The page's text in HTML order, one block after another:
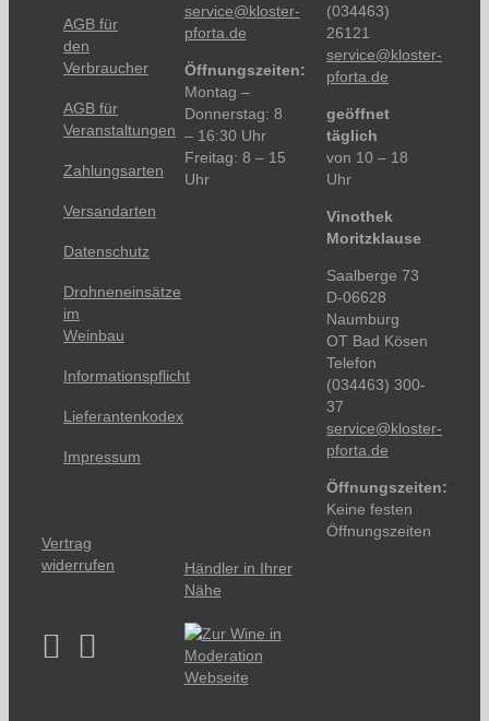
AGB für
den
Verbraucher
AGB für
Veranstaltungen
Zahlungsarten
Versandarten
Datenschutz
Drohneneinsätze
im
Weinbau
Informationspflicht
Lieferantenkodex
Impressum
Vertrag
widerrufen
service@kloster-
pforta.de
Öffnungszeiten:
Montag –
Donnerstag: 8
– 16:30 Uhr
Freitag: 8 – 15
Uhr
(034463)
26121
service@kloster-
pforta.de
geöffnet
täglich
von 10 – 18
Uhr
Vinothek
Moritzklause
Saalberge 73
D-06628
Naumburg
OT Bad Kösen
Telefon
(034463) 300-
37
service@kloster-
pforta.de
Öffnungszeiten:
Keine festen
Öffnungszeiten
Händler in Ihrer
Nähe